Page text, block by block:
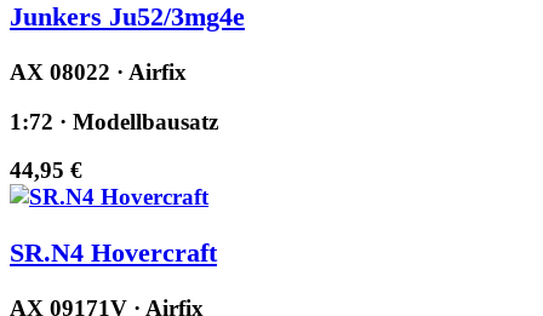
Junkers Ju52/3mg4e
AX 08022 · Airfix
1:72 · Modellbausatz
44,95 €
SR.N4 Hovercraft
AX 09171V · Airfix